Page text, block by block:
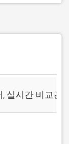
실시간 비교견